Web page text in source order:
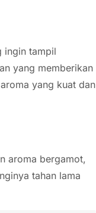
ingin tampil
yang memberikan
yang kuat dan
aroma bergamot,
tahan lama